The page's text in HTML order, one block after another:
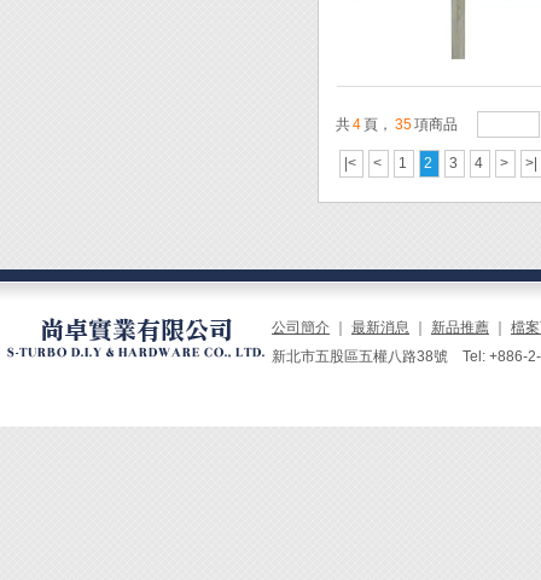
共4頁， 35項商品
|< < 1 2 3 4 > >|
公司簡介 最新消息 新品推薦
檔
新北市五股區五權八路38號 Tel: